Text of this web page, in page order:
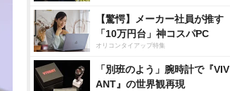
【驚愕】メーカー社員が推す
「10万円台」神コスパPC
オリコンタイアップ特集
「別班のよう」腕時計で『VIV
ANT』の世界観再現